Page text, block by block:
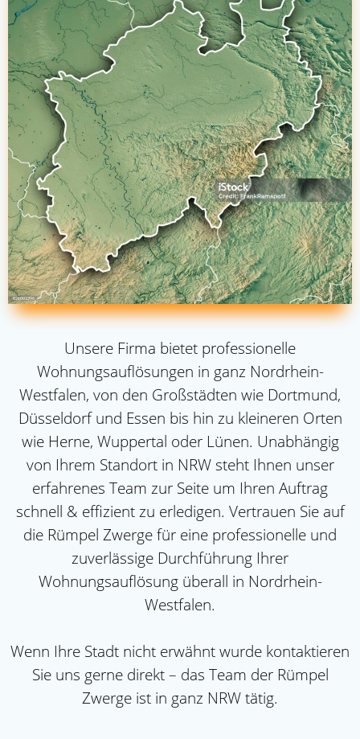
Unsere Firma bietet professionelle
Wohnungsauflösungen in ganz Nordrhein-
Westfalen, von den Großstädten wie Dortmund,
Düsseldorf und Essen bis hin zu kleineren Orten
wie Herne, Wuppertal oder Lünen. Unabhängig
von Ihrem Standort in NRW steht Ihnen unser
erfahrenes Team zur Seite um Ihren Auftrag
schnell & effizient zu erledigen. Vertrauen Sie auf
die Rümpel Zwerge für eine professionelle und
zuverlässige Durchführung Ihrer
Wohnungsauflösung überall in Nordrhein-
Westfalen.
Wenn Ihre Stadt nicht erwähnt wurde kontaktieren
Sie uns gerne direkt – das Team der Rümpel
Zwerge ist in ganz NRW tätig.